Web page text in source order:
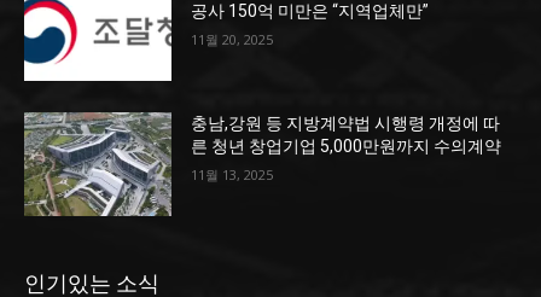
공사 150억 미만은 “지역업체만”
11월 20, 2025
충남,강원 등 지방계약법 시행령 개정에 따
른 청년 창업기업 5,000만원까지 수의계약
11월 13, 2025
인기있는 소식